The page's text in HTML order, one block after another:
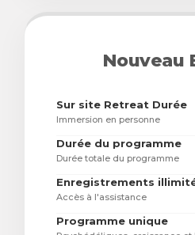
Nouveau
Sur site Retreat Durée
Immersion en personne
Durée du programme
Durée totale du programme
Enregistrements
Accès à l'assistance
Programme unique